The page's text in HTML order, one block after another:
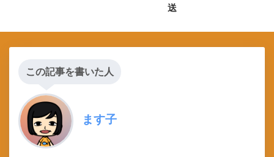
送
この記事を書いた人
ます子